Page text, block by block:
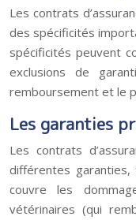
Les contrats
des spécificités
spécificités peuvent
exclusions de
remboursement et le
Les garanties
Les contrats
différentes garanties,
couvre les
vétérinaires (qui